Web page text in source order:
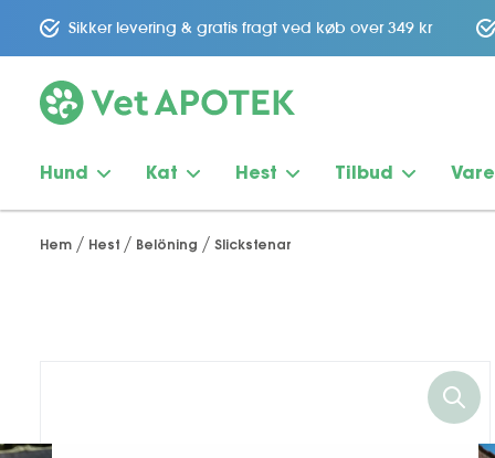
Sikker levering & gratis fragt ved køb over 349 kr
Hund Kat Hest Tilbud
Hem Hest Belöning Slickstenar